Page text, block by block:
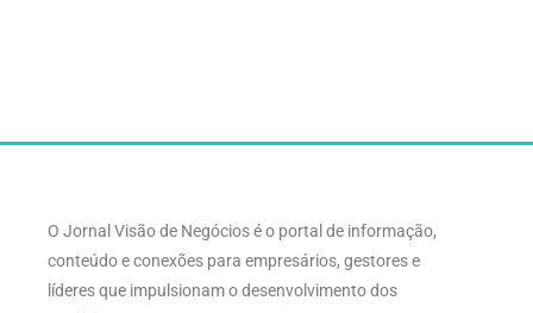
O Jornal Visão de Negócios é o portal de informação,
conteúdo e conexões para empresários, gestores e
líderes que impulsionam o desenvolvimento dos